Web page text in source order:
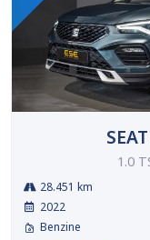
1.0
28.451 km
2022
Benzine